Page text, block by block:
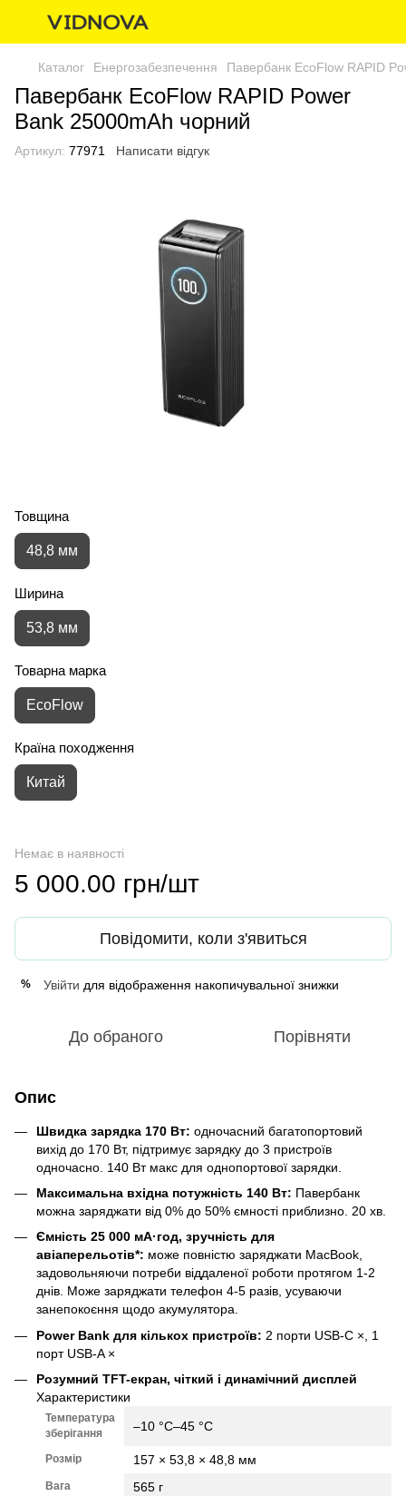
Каталог Енергозабезпечення Павербанк EcoFlow RAPID
Павербанк EcoFlow RAPID Power
Bank 25000mAh чорний
Артикул: 77971 Написати відгук
Товщина
48,8 мм
Ширина
53,8 мм
Товарна марка
EcoFlow
Країна походження
Китай
Немає в наявності
5 000.00 грн/шт
Повідомити, коли з'явиться
% Увійти для відображення накопичувальної знижки
До обраного Порівняти
Опис
Швидка зарядка 170 Вт: одночасний багатопортовий
вихід до 170 Вт, підтримує зарядку до 3 пристроїв
одночасно. 140 Вт макс для однопортової зарядки.
Максимальна вхідна потужність 140 Вт: Павербанк
можна заряджати від 0% до 50% ємності приблизно. 20 хв.
Ємність 25 000 мА·год, зручність для
авіаперельотів*: може повністю заряджати MacBook,
задовольняючи потреби віддаленої роботи протягом 1-2
днів. Може заряджати телефон 4-5 разів, усуваючи
занепокоєння щодо акумулятора.
Power Bank для кількох пристроїв: 2 порти USB-C ×, 1
порт USB-A ×
Розумний TFT-екран, чіткий і динамічний дисплей
Характеристики
Температура
зберігання
–10 °C–45 °C
Розмір 157 × 53,8 × 48,8 мм
Вага 565 г